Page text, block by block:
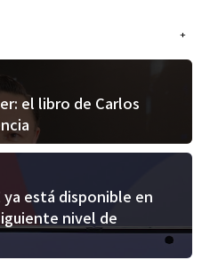
+
el libro de Carlos
ya está disponible en
nivel de